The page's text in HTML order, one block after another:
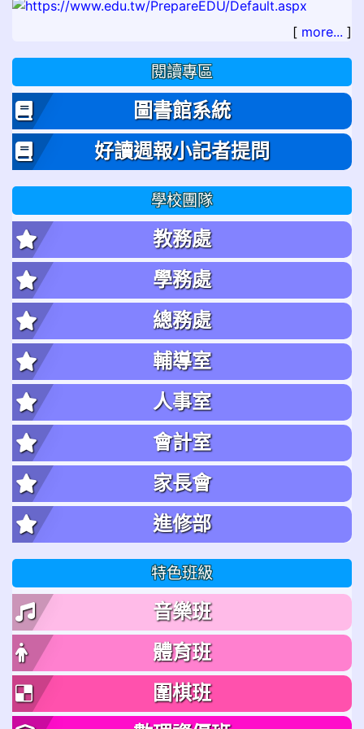
[ more... ]
閱讀專區
圖書館系統
好讀週報小記者提問
學校團隊
教務處
學務處
總務處
輔導室
人事室
會計室
家長會
進修部
特色班級
音樂班
體育班
圍棋班